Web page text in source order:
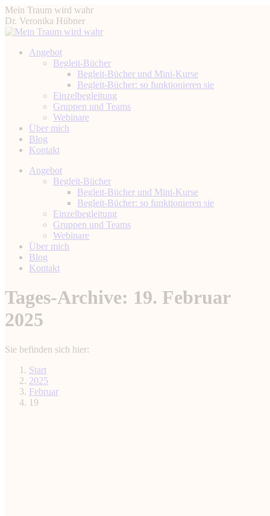
Zum
Inhalt
springen
Mein Traum wird wahr
Dr. Veronika Hübner
Angebot
Begleit-Bücher
Begleit-Bücher und Mini-Kurse
Begleit-Bücher: so funktionieren sie
Einzelbegleitung
Gruppen und Teams
Webinare
Über mich
Blog
Kontakt
Instagram
Facebook
YouTube
LinkedinAngebot
Begleit-Bücher
Begleit-Bücher und Mini-Kurse
Begleit-Bücher: so funktionieren sie
Einzelbegleitung
Gruppen und Teams
Webinare
Über mich
Blog
Kontakt
Tages-Archive: 19. Februar
2025
Sie befinden sich hier:
Start
2025
Februar
19